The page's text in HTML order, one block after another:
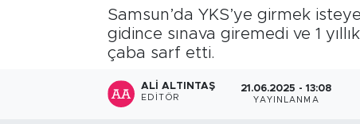
Samsun’da YKS’ye girmek
gidince sınava giremedi ve 1
çaba sarf etti.
ALI ALTINTAŞ
EDITÖR
21.06.2025 - 13:08
YAYINLANMA
Süper Lig Puan Durumu ve Fikstür
Son Dakika Haberleri